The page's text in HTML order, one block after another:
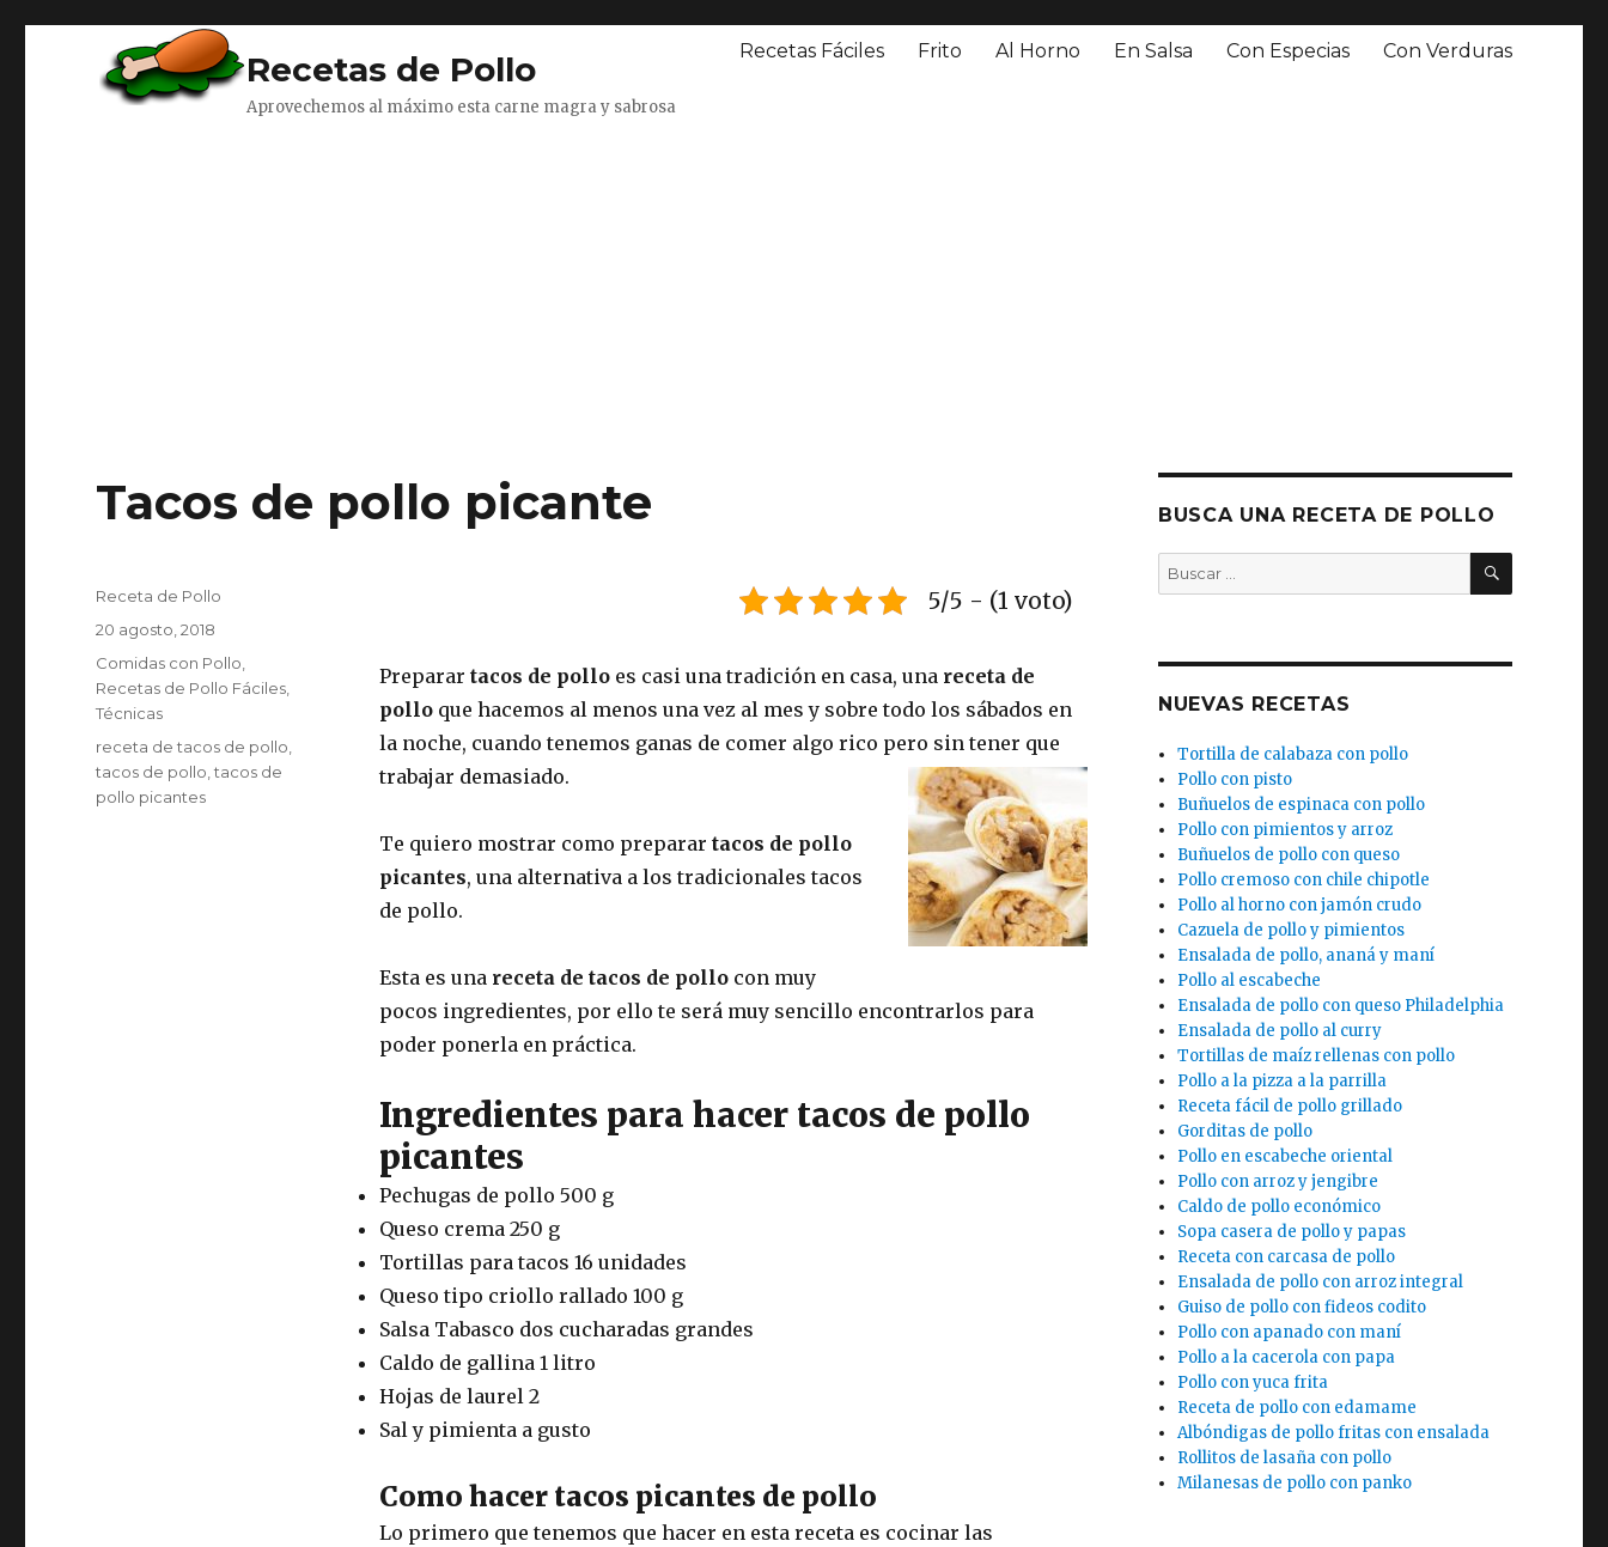
Recetas de Pollo
Aprovechemos al máximo esta carne magra y sabrosa
Recetas Fáciles Frito Al Horno En Salsa Con Especias Con Verduras
Tacos de pollo picante
5/5 - (1 voto)
Preparar tacos de polloes casi una tradición en casa, una receta de
polloque hacemos al menos una vez al mes y sobre todo los sábados en
la noche, cuando tenemos ganas de comer algo rico pero sin tener que
trabajar demasiado.
Te quiero mostrar como preparar tacos de pollo
picantes, una alternativa a los tradicionales tacos
de pollo.
Esta es una receta de tacos de pollocon muy
pocos ingredientes, por ello te será muy sencillo encontrarlos para
poder ponerla en práctica.
Ingredientes para hacer tacos de pollo
picantes
Pechugas de pollo 500 g
Queso crema 250 g
Tortillas para tacos 16 unidades
Queso tipo criollo rallado 100 g
Salsa Tabasco dos cucharadas grandes
Caldo de gallina 1 litro
Hojas de laurel 2
Sal y pimienta a gusto
Como hacer tacos picantes de pollo
Lo primero que tenemos que hacer en esta receta es cocinar las
Autor
Receta de Pollo
Publicado
20 agosto, 2018
Categorías
Comidas con Pollo
Recetas de Pollo Fáciles
Técnicas
Etiquetas
receta de tacos de pollo
tacos de pollo ,tacos de
pollo picantes
BUSCA UNA RECETA DE POLLO
Buscar
por:
BUSCAR
NUEVAS RECETAS
Tortilla de calabaza con pollo
Pollo con pisto
Buñuelos de espinaca con pollo
Pollo con pimientos y arroz
Buñuelos de pollo con queso
Pollo cremoso con chile chipotle
Pollo al horno con jamón crudo
Cazuela de pollo y pimientos
Ensalada de pollo, ananá y maní
Pollo al escabeche
Ensalada de pollo con queso Philadelphia
Ensalada de pollo al curry
Tortillas de maíz rellenas con pollo
Pollo a la pizza a la parrilla
Receta fácil de pollo grillado
Gorditas de pollo
Pollo en escabeche oriental
Pollo con arroz y jengibre
Caldo de pollo económico
Sopa casera de pollo y papas
Receta con carcasa de pollo
Ensalada de pollo con arroz integral
Guiso de pollo con fideos codito
Pollo con apanado con maní
Pollo a la cacerola con papa
Pollo con yuca frita
Receta de pollo con edamame
Albóndigas de pollo fritas con ensalada
Rollitos de lasaña con pollo
Milanesas de pollo con panko